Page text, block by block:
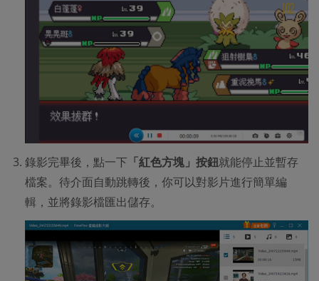
錄影完畢後，點一下 「紅色方塊」按鈕就能停止並暫存
檔案。待介面自動跳轉後，你可以對影片進行簡單編
輯，並將錄影檔匯出儲存。